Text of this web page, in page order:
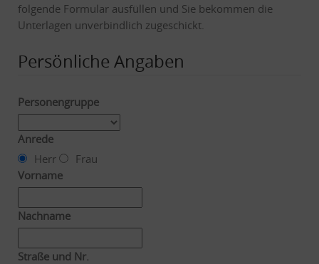
folgende Formular ausfüllen und Sie bekommen die
Unterlagen unverbindlich zugeschickt.
Persönliche Angaben
Personengruppe
Anrede
Herr
Frau
Vorname
Nachname
Straße und Nr.